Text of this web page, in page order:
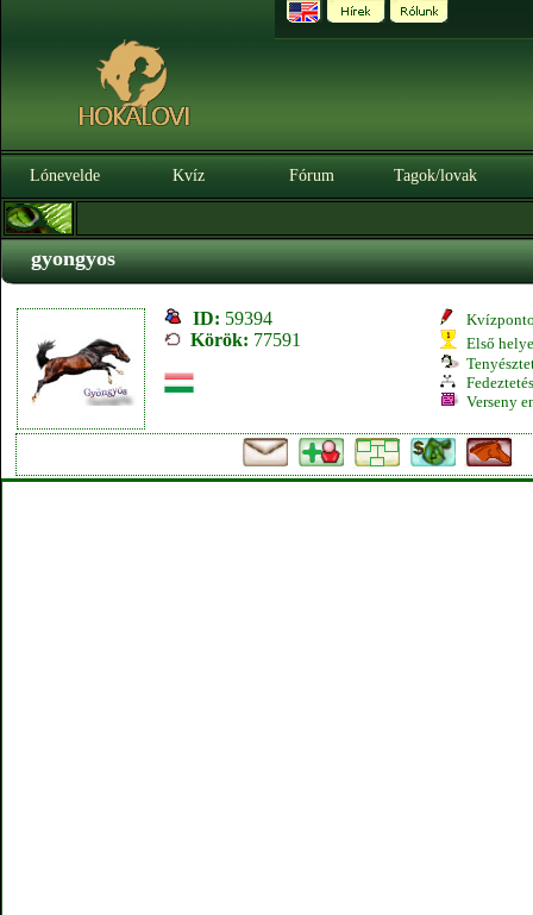
Lónevelde Kvíz Fórum Tagok/lovak
gyongyos
ID: 59394
Körök: 77591
Első
Verseny